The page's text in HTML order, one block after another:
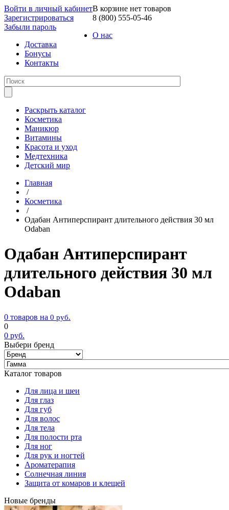
Войти в личный кабинет
Зарегистрироваться
Забыли пароль
В корзине нет товаров
8 (800) 555-05-46
О нас
Доставка
Бонусы
Контакты
Раскрыть каталог
Косметика
Маникюр
Витамины
Красота и уход
Медтехника
Детский мир
Главная
/
Косметика
/
Одабан Антиперспирант длительного действия 30 мл
Odaban
Одабан Антиперспирант
длительного действия 30 мл
Odaban
0 товаров на 0 руб.
0
0 руб.
Выбери бренд
Каталог товаров
Для лица и шеи
Для глаз
Для губ
Для волос
Для тела
Для полости рта
Для ног
Для рук и ногтей
Ароматерапия
Солнечная линия
Защита от комаров и клещей
Новые бренды